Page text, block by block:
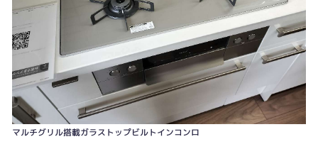
マルチグリル搭載ガラストップビルトインコンロ